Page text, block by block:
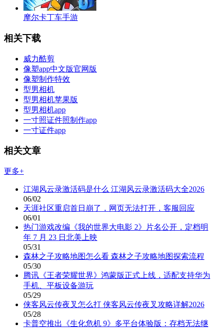
摩尔卡丁车手游
相关下载
威力酷剪
像塑app中文版官网版
像塑制作特效
型男相机
型男相机苹果版
型男相机app
一寸照证件照制作app
一寸证件app
相关文章
更多+
江湖风云录激活码是什么 江湖风云录激活码大全2026
06/02
天涯社区重启首日崩了，网页无法打开，客服回应
06/01
热门游戏改编《我的世界大电影 2》片名公开，定档明
年 7 月 23 日北美上映
05/31
森林之子攻略地图怎么看 森林之子攻略地图探索流程
05/30
腾讯《王者荣耀世界》鸿蒙版正式上线，适配支持华为
手机、平板设备游玩
05/29
侠客风云传夜叉怎么打 侠客风云传夜叉攻略详解2026
05/28
卡普空推出《生化危机 9》多平台体验版：存档无法继